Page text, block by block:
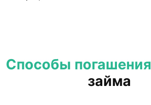
Способы погашения
займа